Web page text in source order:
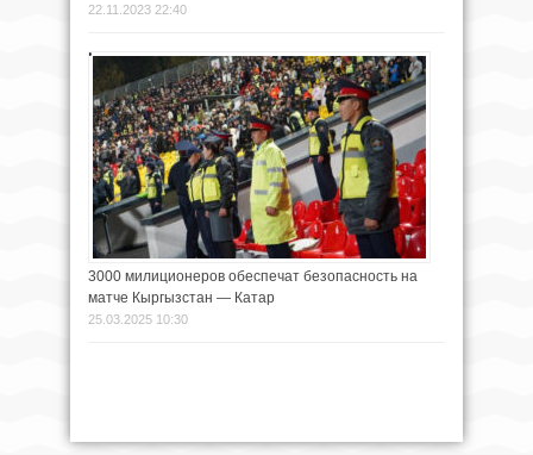
22.11.2023 22:40
3000 милиционеров обеспечат безопасность на
матче Кыргызстан — Катар
25.03.2025 10:30